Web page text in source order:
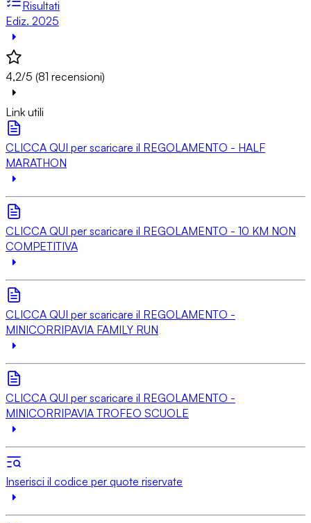
Risultati
Ediz. 2025
4,2/5 (81 recensioni)
Link utili
CLICCA QUI per scaricare il REGOLAMENTO - HALF
MARATHON
CLICCA QUI per scaricare il REGOLAMENTO - 10 KM NON
COMPETITIVA
CLICCA QUI per scaricare il REGOLAMENTO -
MINICORRIPAVIA FAMILY RUN
CLICCA QUI per scaricare il REGOLAMENTO -
MINICORRIPAVIA TROFEO SCUOLE
Inserisci il codice per quote riservate